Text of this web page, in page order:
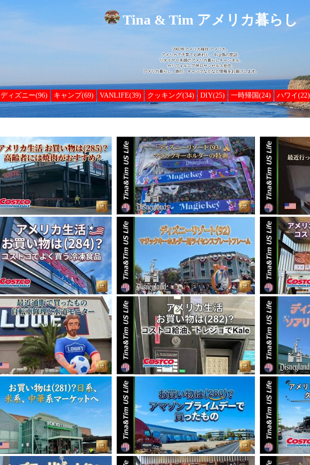
Tina & Tim アメリカ暮らし
2002年アメリカ移住 アメリカ。
アメリカで子育ても終わり、今は孫の世話。
リタイヤー夫婦のアメリカ暮らしチャンネル。
カリフォルニア州ロサンゼルス在住。
アメリカ暮らし、旅行、キャンプなどなど情報をお届けします。
ディズニー(96) キャンプ(69) VANLIFE(39) クッキング(34) DIY(25) 一時帰国(24) ハワイ(22)